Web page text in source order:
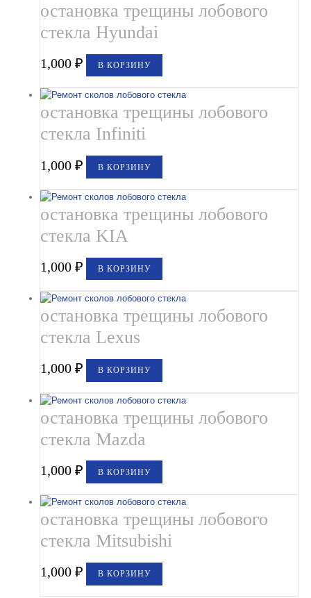
остановка трещины лобового
стекла Hyundai
1,000₽ В КОРЗИНУ
остановка трещины лобового
стекла Infiniti
1,000₽ В КОРЗИНУ
остановка трещины лобового
стекла KIA
1,000₽ В КОРЗИНУ
остановка трещины лобового
стекла Lexus
1,000₽ В КОРЗИНУ
остановка трещины лобового
стекла Mazda
1,000₽ В КОРЗИНУ
остановка трещины лобового
стекла Mitsubishi
1,000₽ В КОРЗИНУ